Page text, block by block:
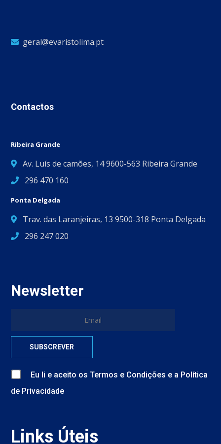
geral@evaristolima.pt
Contactos
Ribeira Grande
Av. Luís de camões, 14 9600-563 Ribeira Grande
296 470 160
Ponta Delgada
Trav. das Laranjeiras, 13 9500-318 Ponta Delgada
296 247 020
Newsletter
Eu li e aceito osTermos e Condições e a Política
de Privacidade
Links Úteis